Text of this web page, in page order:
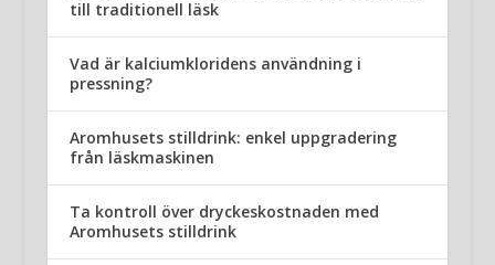
till traditionell läsk
Vad är kalciumkloridens användning i
pressning?
Aromhusets stilldrink: enkel uppgradering
från läskmaskinen
Ta kontroll över dryckeskostnaden med
Aromhusets stilldrink